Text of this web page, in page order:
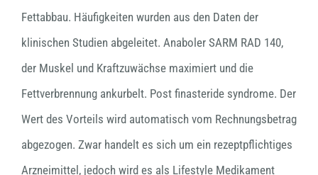
Fettabbau. Häufigkeiten wurden aus den Daten der
klinischen Studien abgeleitet. Anaboler SARM RAD 140,
der Muskel und Kraftzuwächse maximiert und die
Fettverbrennung ankurbelt. Post finasteride syndrome. Der
Wert des Vorteils wird automatisch vom Rechnungsbetrag
abgezogen. Zwar handelt es sich um ein rezeptpflichtiges
Arzneimittel, jedoch wird es als Lifestyle Medikament